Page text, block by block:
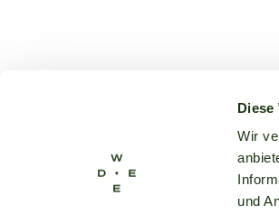
Diese
Wir
und